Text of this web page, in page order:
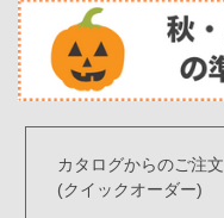
カタログからのご注文
(クイックオーダー)